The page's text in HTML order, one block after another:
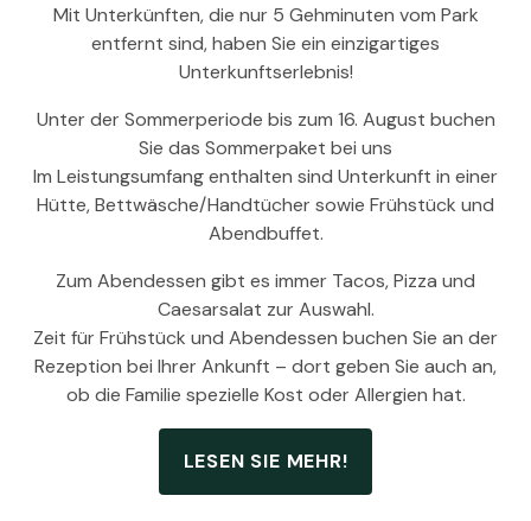
Mit Unterkünften, die nur 5 Gehminuten vom Park
entfernt sind, haben Sie ein einzigartiges
Unterkunftserlebnis!
Unter der Sommerperiode bis zum 16. August buchen
Sie das Sommerpaket bei uns
Im Leistungsumfang enthalten sind Unterkunft in einer
Hütte, Bettwäsche/Handtücher sowie Frühstück und
Abendbuffet.
Zum Abendessen gibt es immer Tacos, Pizza und
Caesarsalat zur Auswahl.
Zeit für Frühstück und Abendessen buchen Sie an der
Rezeption bei Ihrer Ankunft – dort geben Sie auch an,
ob die Familie spezielle Kost oder Allergien hat.
LESEN SIE MEHR!